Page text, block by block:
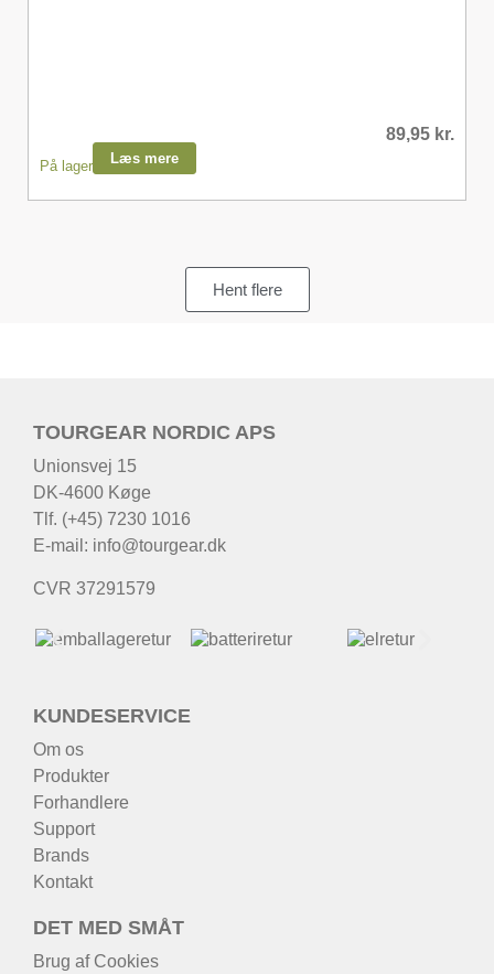
89,95 kr.
På lager Læs mere
Hent flere
TOURGEAR NORDIC APS
Unionsvej 15
DK-4600 Køge
Tlf. (+45) 7230 1016
E-mail: info@tourgear.dk
CVR 37291579
KUNDESERVICE
Om os
Produkter
Forhandlere
Support
Brands
Kontakt
DET MED SMÅT
Brug af Cookies